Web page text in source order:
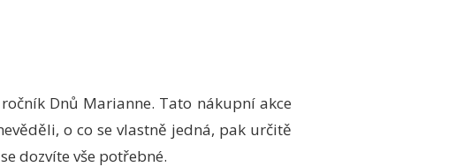
Dnů Marianne. Tato nákupní akce
o co se vlastně jedná, pak určitě
dozvíte vše potřebné.